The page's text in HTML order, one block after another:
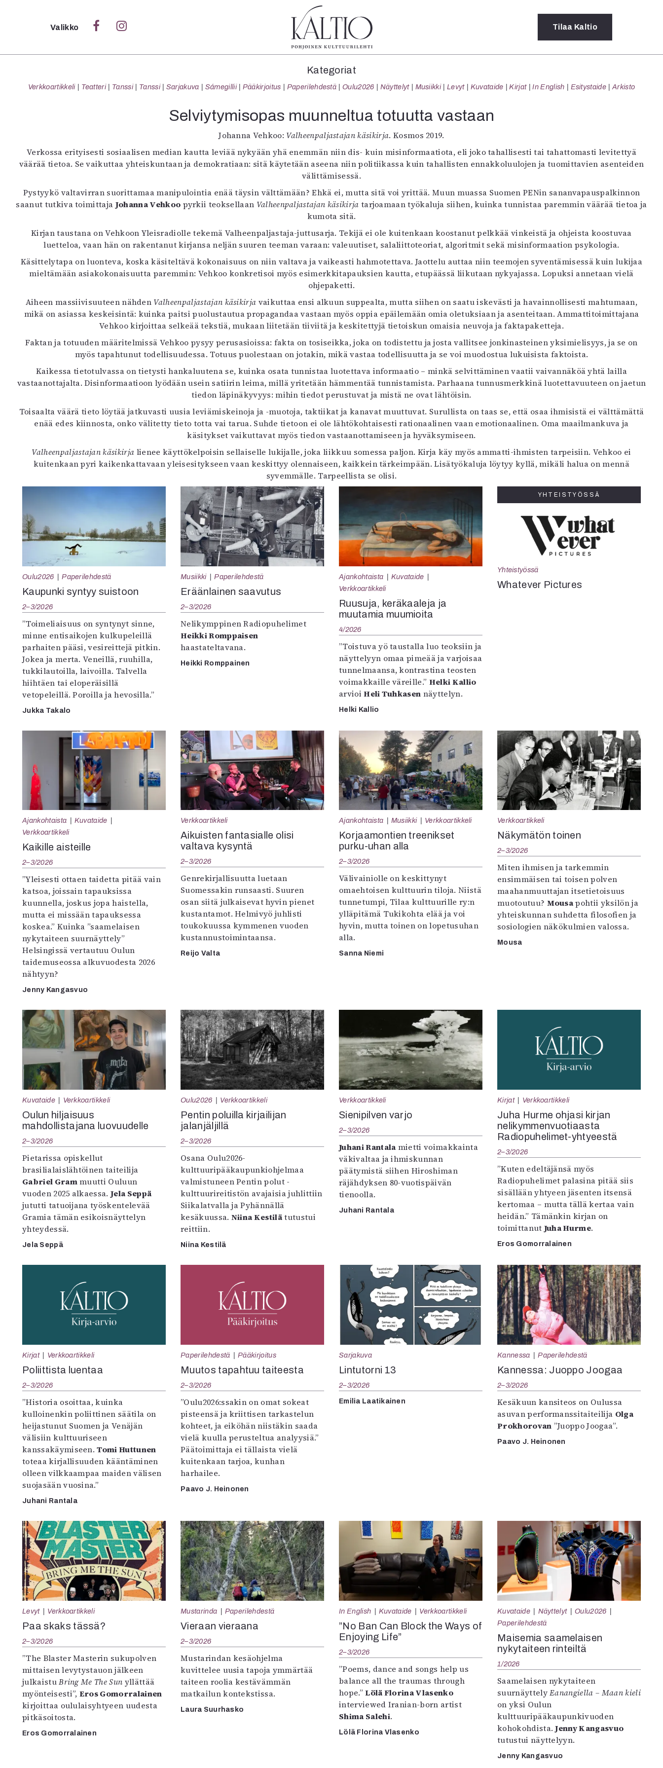
Sulje
Verkkoartikkeli
Tanssi
Tanssi
Sarjakuva
Pääkirjoitus
Paperilehdestä
Näyttelyt
Musiikki
Kuvataide
Kirjat
In English
Esitystaide
Arkisto
Lehdet
4/2026
6/2025
5/2025 saame
Lehtiarkisto
Tilaus ja
Yhteistyössä
Toimitus
Mediatiedot
Valikko Tilaa Kaltio
Kategoriat
Verkkoartikkeli Teatteri Tanssi Tanssi Sarjakuva Sámegillii Pääkirjoitus Paperilehdestä Oulu2026 Näyttelyt Musiikki Levyt Kuvataide Kirjat In English Esitystaide Arkisto
Selviytymisopas muunneltua totuutta vastaan
Johanna Vehkoo: Valheenpaljastajan käsikirja. Kosmos 2019.
Verkossa erityisesti sosiaalisen median kautta leviää nykyään yhä enemmän niin dis- kuin misinformaatiota, eli joko tahallisesti tai tahattomasti levitettyä
väärää tietoa. Se vaikuttaa yhteiskuntaan ja demokratiaan: sitä käytetään aseena niin politiikassa kuin tahallisten ennakkoluulojen ja tuomittavien asenteiden
välittämisessä.
Pystyykö valtavirran suorittamaa manipulointia enää täysin välttämään? Ehkä ei, mutta sitä voi yrittää. Muun muassa Suomen PENin sananvapauspalkinnon
saanut tutkiva toimittaja Johanna Vehkoo pyrkii teoksellaan Valheenpaljastajan käsikirja tarjoamaan työkaluja siihen, kuinka tunnistaa paremmin väärää tietoa ja
kumota sitä.
Kirjan taustana on Vehkoon Yleisradiolle tekemä Valheenpaljastaja-juttusarja. Tekijä ei ole kuitenkaan koostanut pelkkää vinkeistä ja ohjeista koostuvaa
luetteloa, vaan hän on rakentanut kirjansa neljän suuren teeman varaan: valeuutiset, salaliittoteoriat, algoritmit sekä misinformaation psykologia.
Käsittelytapa on luonteva, koska käsiteltävä kokonaisuus on niin valtava ja vaikeasti hahmotettava. Jaottelu auttaa niin teemojen syventämisessä kuin lukijaa
mieltämään asiakokonaisuutta paremmin: Vehkoo konkretisoi myös esimerkkitapauksien kautta, etupäässä liikutaan nykyajassa. Lopuksi annetaan vielä
ohjepaketti.
Aiheen massiivisuuteen nähden Valheenpaljastajan käsikirja vaikuttaa ensi alkuun suppealta, mutta siihen on saatu iskevästi ja havainnollisesti mahtumaan,
mikä on asiassa keskeisintä: kuinka paitsi puolustautua propagandaa vastaan myös oppia epäilemään omia oletuksiaan ja asenteitaan. Ammattitoimittajana
Vehkoo kirjoittaa selkeää tekstiä, mukaan liitetään tiiviitä ja keskitettyjä tietoiskun omaisia neuvoja ja faktapaketteja.
Faktan ja totuuden määritelmissä Vehkoo pysyy perusasioissa: fakta on tosiseikka, joka on todistettu ja josta vallitsee jonkinasteinen yksimielisyys, ja se on
myös tapahtunut todellisuudessa. Totuus puolestaan on jotakin, mikä vastaa todellisuutta ja se voi muodostua lukuisista faktoista.
Kaikessa tietotulvassa on tietysti hankaluutena se, kuinka osata tunnistaa luotettava informaatio – minkä selvittäminen vaatii vaivannäköä yhtä lailla
vastaanottajalta. Disinformaatioon lyödään usein satiirin leima, millä yritetään hämmentää tunnistamista. Parhaana tunnusmerkkinä luotettavuuteen on jaetun
tiedon läpinäkyvyys: mihin tiedot perustuvat ja mistä ne ovat lähtöisin.
Toisaalta väärä tieto löytää jatkuvasti uusia leviämiskeinoja ja -muotoja, taktiikat ja kanavat muuttuvat. Surullista on taas se, että osaa ihmisistä ei välttämättä
enää edes kiinnosta, onko välitetty tieto totta vai tarua. Suhde tietoon ei ole lähtökohtaisesti rationaalinen vaan emotionaalinen. Oma maailmankuva ja
käsitykset vaikuttavat myös tiedon vastaanottamiseen ja hyväksymiseen.
Valheenpaljastajan käsikirja lienee käyttökelpoisin sellaiselle lukijalle, joka liikkuu somessa paljon. Kirja käy myös ammatti-ihmisten tarpeisiin. Vehkoo ei
kuitenkaan pyri kaikenkattavaan yleisesitykseen vaan keskittyy olennaiseen, kaikkein tärkeimpään. Lisätyökaluja löytyy kyllä, mikäli halua on mennä
syvemmälle. Tarpeellista se olisi.
Oulu2026 Paperilehdestä
Kaupunki syntyy suistoon
2–3/2026
”Toimeliaisuus on syntynyt sinne,
minne entisaikojen kulkupeleillä
parhaiten pääsi, vesireittejä pitkin.
Jokea ja merta. Veneillä, ruuhilla,
tukkilautoilla, laivoilla. Talvella
hiihtäen tai eloperäisillä
vetopeleillä. Poroilla ja hevosilla.”
Jukka Takalo
Musiikki Paperilehdestä
Eräänlainen saavutus
2–3/2026
Nelikymppinen Radiopuhelimet
Heikki Romppaisen
haastateltavana.
Heikki Romppainen
Ajankohtaista
Kuvataide
Verkkoartikkeli
Ruusuja, keräkaaleja ja
muutamia muumioita
4/2026
”Toistuva yö taustalla luo teoksiin ja
näyttelyyn omaa pimeää ja varjoisaa
tunnelmaansa, kontrastina teosten
voimakkaille väreille.” Helki Kallio
arvioiHeli Tuhkasen näyttelyn.
Helki Kallio
YHTEISTYÖSSÄ
Yhteistyössä
Whatever Pictures
Ajankohtaista
Kuvataide
Verkkoartikkeli
Kaikille aisteille
2–3/2026
”Yleisesti ottaen taidetta pitää vain
katsoa, joissain tapauksissa
kuunnella, joskus jopa haistella,
mutta ei missään tapauksessa
koskea.” Kuinka ”saamelaisen
nykytaiteen suurnäyttely”
Helsingissä vertautuu Oulun
taidemuseossa alkuvuodesta 2026
nähtyyn?
Jenny Kangasvuo
Verkkoartikkeli
Aikuisten fantasialle olisi
valtava kysyntä
2–3/2026
Genrekirjallisuutta luetaan
Suomessakin runsaasti. Suuren
osan siitä julkaisevat hyvin pienet
kustantamot. Helmivyö juhlisti
toukokuussa kymmenen vuoden
kustannustoimintaansa.
Reijo Valta
Ajankohtaista Musiikki Verkkoartikkeli
Korjaamontien treenikset
purku-uhan alla
2–3/2026
Välivainiolle on keskittynyt
omaehtoisen kulttuurin tiloja. Niistä
tunnetumpi, Tilaa kulttuurille ry:n
ylläpitämä Tukikohta elää ja voi
hyvin, mutta toinen on lopetusuhan
alla.
Sanna Niemi
Verkkoartikkeli
Näkymätön toinen
2–3/2026
Miten ihmisen ja tarkemmin
ensimmäisen tai toisen polven
maahanmuuttajan itsetietoisuus
muotoutuu? Mousapohtii yksilön ja
yhteiskunnan suhdetta filosofien ja
sosiologien näkökulmien valossa.
Mousa
Kuvataide Verkkoartikkeli
Oulun hiljaisuus
mahdollistajana luovuudelle
2–3/2026
Pietarissa opiskellut
brasilialaislähtöinen taiteilija
Gabriel Grammuutti Ouluun
vuoden 2025 alkaessa.Jela Seppä
jututti tatuoijana työskentelevää
Gramia tämän esikoisnäyttelyn
yhteydessä.
Jela Seppä
Oulu2026 Verkkoartikkeli
Pentin poluilla kirjailijan
jalanjäljillä
2–3/2026
Osana Oulu2026-
kulttuuripääkaupunkiohjelmaa
valmistuneen Pentin polut -
kulttuurireitistön avajaisia juhlittiin
Siikalatvalla ja Pyhännällä
kesäkuussa. Niina Kestilätutustui
reittiin.
Niina Kestilä
Verkkoartikkeli
Sienipilven varjo
2–3/2026
Juhani Rantala mietti voimakkainta
väkivaltaa ja ihmiskunnan
päätymistä siihen Hiroshiman
räjähdyksen 80-vuotispäivän
tienoolla.
Juhani Rantala
Kirjat Verkkoartikkeli
Juha Hurme ohjasi kirjan
nelikymmenvuotiaasta
Radiopuhelimet-yhtyeestä
2–3/2026
”Kuten edeltäjänsä myös
Radiopuhelimet palasina pitää siis
sisällään yhtyeen jäsenten itsensä
kertomaa – mutta tällä kertaa vain
heidän.” Tämänkin kirjan on
toimittanut Juha Hurme.
Eros Gomorralainen
Kirjat Verkkoartikkeli
Poliittista luentaa
2–3/2026
”Historia osoittaa, kuinka
kulloinenkin poliittinen säätila on
heijastunut Suomen ja Venäjän
välisiin kulttuuriseen
kanssakäymiseen.Tomi Huttunen
toteaa kirjallisuuden kääntäminen
olleen vilkkaampaa maiden välisen
suojasään vuosina.”
Juhani Rantala
Paperilehdestä Pääkirjoitus
Muutos tapahtuu taiteesta
2–3/2026
”Oulu2026:ssakin on omat sokeat
pisteensä ja kriittisen tarkastelun
kohteet, ja eiköhän niistäkin saada
vielä kuulla perusteltua analyysiä.”
Päätoimittaja ei tällaista vielä
kuitenkaan tarjoa, kunhan
harhailee.
Paavo J. Heinonen
Sarjakuva
Lintutorni 13
2–3/2026
Emilia Laatikainen
Kannessa Paperilehdestä
Kannessa: Juoppo Joogaa
2–3/2026
Kesäkuun kansiteos on Oulussa
asuvan performanssitaiteilija Olga
Prokhorovan ”Juoppo Joogaa”.
Paavo J. Heinonen
Levyt Verkkoartikkeli
Paa skaks tässä?
2–3/2026
”The Blaster Masterin sukupolven
mittaisen levytystauon jälkeen
julkaistuBring Me The Sun yllättää
myönteisesti”, Eros Gomorralainen
kirjoittaa oululaisyhtyeen uudesta
pitkäsoitosta.
Eros Gomorralainen
Mustarinda Paperilehdestä
Vieraan vieraana
2–3/2026
Mustarindan kesäohjelma
kuvittelee uusia tapoja ymmärtää
taiteen roolia kestävämmän
matkailun kontekstissa.
Laura Suurhasko
In English Kuvataide Verkkoartikkeli
”No Ban Can Block the Ways of
Enjoying Life”
2–3/2026
”Poems, dance and songs help us
balance all the traumas through
hope.”Lölä Florina Vlasenko
interviewed Iranian-born artist
Shima Salehi.
Lölä Florina Vlasenko
Kuvataide Näyttelyt
Oulu2026
Paperilehdestä
Maisemia saamelaisen
nykytaiteen rinteiltä
1/2026
Saamelaisen nykytaiteen
suurnäyttelyEanangiella – Maan kieli
on yksi Oulun
kulttuuripääkaupunkivuoden
kohokohdista.Jenny Kangasvuo
tutustui näyttelyyn.
Jenny Kangasvuo